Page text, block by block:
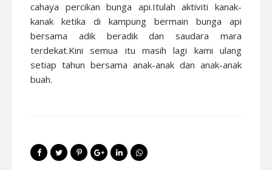
cahaya percikan bunga api.Itulah aktiviti kanak-
kanak ketika di kampung bermain bunga api
bersama adik beradik dan saudara mara
terdekat.Kini semua itu masih lagi kami ulang
setiap tahun bersama anak-anak dan anak-anak
buah.